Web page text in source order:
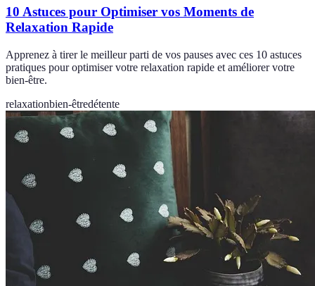
10 Astuces pour Optimiser vos Moments de
Relaxation Rapide
Apprenez à tirer le meilleur parti de vos pauses avec ces 10 astuces
pratiques pour optimiser votre relaxation rapide et améliorer votre
bien-être.
relaxationbien-êtredétente